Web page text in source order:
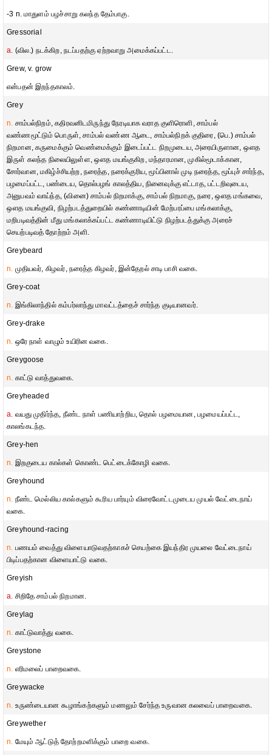
-3 n. மாதுளம் பழச்சாறு கலந்த தேம்பாகு.
Gressorial
a. (வில.) நடக்கிற, நடப்பதற்கு ஏற்றவாறு அமைக்கப்பட்ட.
Grew, v. grow
என்பதன் இறந்தகாலம்.
Grey
n. சாம்பல்நிறம், கதிரவனிடமிருந்து நேரடியாக வராத குளிரொளி, சாம்பல்
வண்ணமூட்டும் பொருள், சாம்பல் வண்ண ஆடை, சாம்பல்நிறக் குதிரை, (பெ.) சாம்பல்
நிறமான, கருமைக்கும் வெண்மைக்கும் இடைப்பட்ட நிறமுடைய, அரையிருளான, ஔத
இருள் கலந்த நிலையிலுள்ள, ஔத மயங்குகிற, மந்தாரமான, முகில்மூடாக்கான,
சோர்வான, மகிழ்ச்சியற்ற, நரைத்த, நரைக்குரிய, மூப்பினால் முடி நரைத்த, மூப்புச் சார்ந்த,
பழமைப்பட்ட, பண்டைய, தொல்பழங் காலத்திய, நினைவுக்கு எட்டாத, பட்டறிவுடைய,
அனுபவம் வாய்ந்த, (வினை) சாம்பல் நிறமாக்கு, சாம்பல் நிறமாகு, நரை, ஔத மங்கவை,
ஔத மயங்குவி, நிழற்படத்துறையில் கண்ணாடியின் மேற்பரப்பை மங்கலாக்கு,
மறிபடிவத்தின் மீது மங்கலாக்கப்பட்ட கண்ணாடியிட்டு நிழற்படத்துக்கு அரைச்
செயற்படிவத் தோற்றம் அளி.
Greybeard
n. முதியவர், கிழவர், நரைத்த கிழவர், இன்தேறல் சாடி பாசி வகை.
Grey-coat
n. இங்கிலாந்தில் கம்பர்லாந்து மாவட்டத்தைச் சார்ந்த குடியானவர்.
Grey-drake
n. ஒரே நாள் வாழும் உயிரின வகை.
Greygoose
n. காட்டு வாத்துவகை.
Greyheaded
a. வயது முதிர்ந்த, நீண்ட நாள் பணியாற்றிய, தொல் பழமையான, பழமையப்பட்ட,
காலங்கடந்த.
Grey-hen
n. இறகுடைய கால்கள் கொண்ட பெட்டைக்கோழி வகை.
Greyhound
n. நீண்ட மெல்லிய கால்களும் கூரிய பார்யும் விரைவோட்டமுடைய முயல் வேட்டைநாய்
வகை.
Greyhound-racing
n. பணயம் வைத்து விளையாடுவதற்காகச் செயற்கை இயந்திர முயலை வேட்டைநாய்
பிடிப்பதற்கான விளையாட்டு வகை.
Greyish
a. சிறிதே சாம்பல் நிறமான.
Greylag
n. காட்டுவாத்து வகை.
Greystone
n. எரிமலைப் பாறைவகை.
Greywacke
n. உருண்டையான கூழாங்கற்களும் மணலும் சேர்ந்த உருவான கலவைப் பாறைவகை.
Greywether
n. மேயும் ஆட்டுத் தோற்றமளிக்கும் பாறை வகை.